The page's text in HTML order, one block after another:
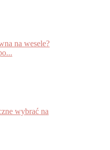
na wesele?
wybrać na